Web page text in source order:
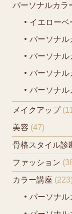
パーソナルカ
イエローベ
パーソナ
パーソナ
パーソナル
パーソナ
メイクアップ
美容 (47)
骨格スタイル診
ファッション
カラー講座
パーソナル